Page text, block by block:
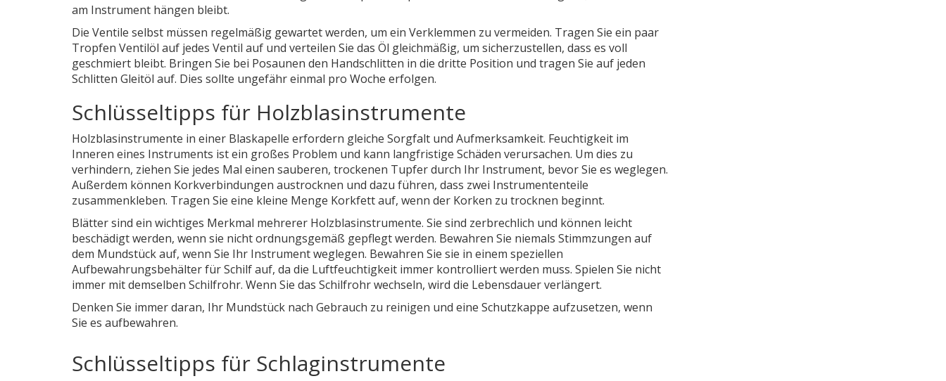
am Instrument hängen bleibt.
Die Ventile selbst müssen regelmäßig gewartet werden, um ein Verklemmen zu vermeiden. Tragen Sie ein paar
Tropfen Ventilöl auf jedes Ventil auf und verteilen Sie das Öl gleichmäßig, um sicherzustellen, dass es voll
geschmiert bleibt. Bringen Sie bei Posaunen den Handschlitten in die dritte Position und tragen Sie auf jeden
Schlitten Gleitöl auf. Dies sollte ungefähr einmal pro Woche erfolgen.
Schlüsseltipps für Holzblasinstrumente
Holzblasinstrumente in einer Blaskapelle erfordern gleiche Sorgfalt und Aufmerksamkeit. Feuchtigkeit im
Inneren eines Instruments ist ein großes Problem und kann langfristige Schäden verursachen. Um dies zu
verhindern, ziehen Sie jedes Mal einen sauberen, trockenen Tupfer durch Ihr Instrument, bevor Sie es weglegen.
Außerdem können Korkverbindungen austrocknen und dazu führen, dass zwei Instrumententeile
zusammenkleben. Tragen Sie eine kleine Menge Korkfett auf, wenn der Korken zu trocknen beginnt.
Blätter sind ein wichtiges Merkmal mehrerer Holzblasinstrumente. Sie sind zerbrechlich und können leicht
beschädigt werden, wenn sie nicht ordnungsgemäß gepflegt werden. Bewahren Sie niemals Stimmzungen auf
dem Mundstück auf, wenn Sie Ihr Instrument weglegen. Bewahren Sie sie in einem speziellen
Aufbewahrungsbehälter für Schilf auf, da die Luftfeuchtigkeit immer kontrolliert werden muss. Spielen Sie nicht
immer mit demselben Schilfrohr. Wenn Sie das Schilfrohr wechseln, wird die Lebensdauer verlängert.
Denken Sie immer daran, Ihr Mundstück nach Gebrauch zu reinigen und eine Schutzkappe aufzusetzen, wenn
Sie es aufbewahren.
Schlüsseltipps für Schlaginstrumente